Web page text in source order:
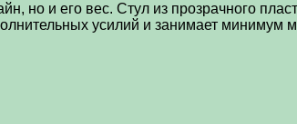
но и его вес. Стул из прозрачного
усилий и занимает минимум